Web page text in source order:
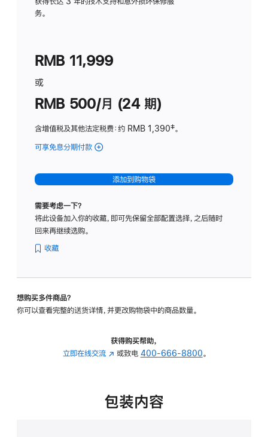
务。
RMB 11,999
或
RMB 500/月 (24 期)
含增值税及其他法定税费：约 RMB 1,390脚
‡。
可享免息分期付款 (Studio
-
标
璃
转
的
添加到购物袋
需要考虑一下？
将此设备加入你的收藏，即可先保留全部配置选择，之后随时
回来再继续选购。
收藏
想购买多件商品？
你可以查看完整的送货详情，并更改购物袋中的商品数量。
获得购买帮助，
立即在线交流 (在
中
或致电 400-666-8800。
包装内容